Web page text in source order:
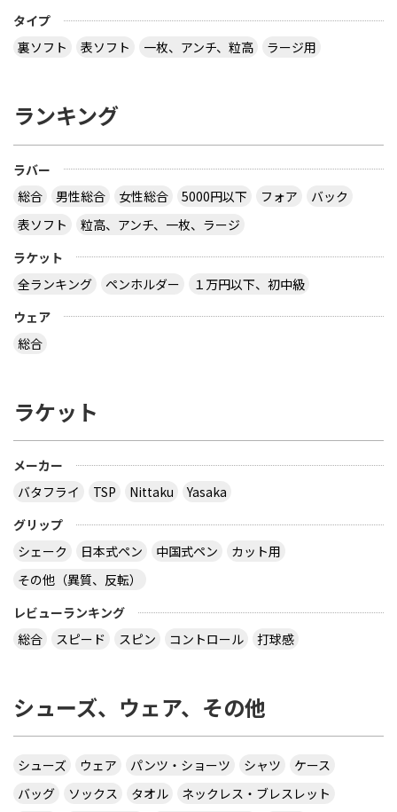
タイプ
裏ソフト
表ソフト 一枚、アンチ、粒高 ラージ用
ランキング
ラバー
総合
男性総合 女性総合 5000円以下 フォア
バック
表ソフト
粒高、アンチ、一枚、ラージ
ラケット
全ランキング
ペンホルダー
１万円以下、初中級
ウェア
総合
ラケット
メーカー
バタフライ
TSP Nittaku
Yasaka
グリップ
シェーク
日本式ペン 中国式ペン
カット用
その他（異質、反転）
レビューランキング
総合
スピード スピン コントロール 打球感
シューズ、ウェア、その他
シューズ ウェア パンツ・ショーツ シャツ
ケース
バッグ
ソックス タオル
ネックレス・ブレスレット